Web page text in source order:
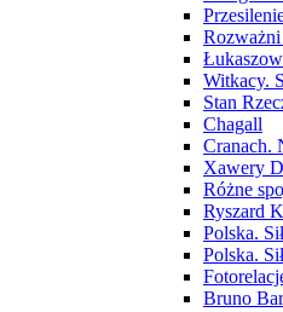
Witkacy.
Stan
Chagall
Cranach.
Xawery
Różne
Ryszard
Polska.
Polska.
Bruno